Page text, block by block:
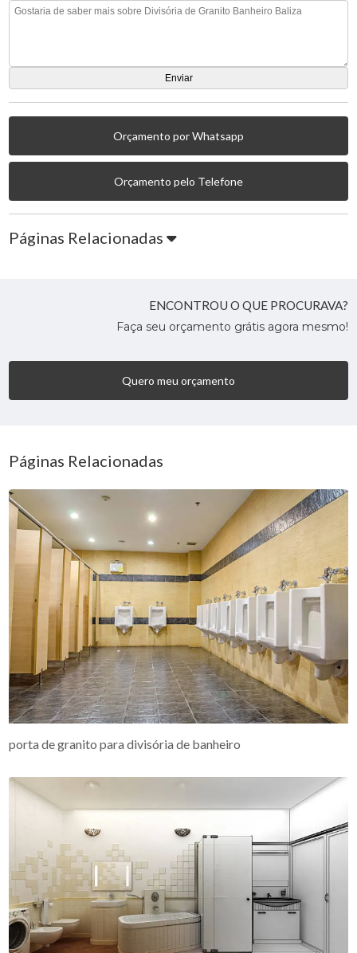
Orçamento por Whatsapp
Orçamento pelo Telefone
Páginas Relacionadas
ENCONTROU O QUE PROCURAVA?
Faça seu orçamento grátis agora mesmo!
Quero meu orçamento
Páginas Relacionadas
porta de granito para divisória de banheiro